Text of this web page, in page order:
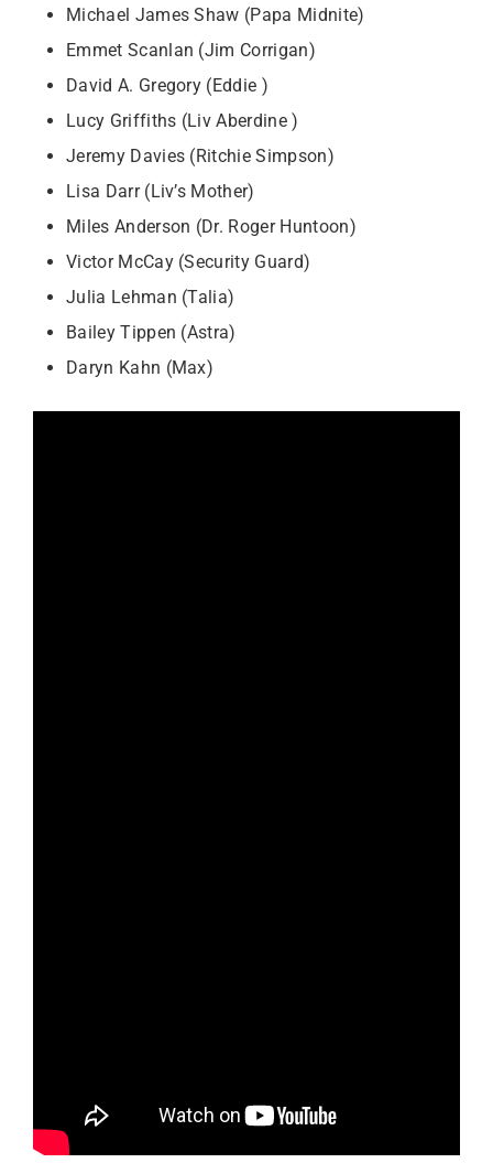
Michael James Shaw (Papa Midnite)
Emmet Scanlan (Jim Corrigan)
David A. Gregory (Eddie )
Lucy Griffiths (Liv Aberdine )
Jeremy Davies (Ritchie Simpson)
Lisa Darr (Liv’s Mother)
Miles Anderson (Dr. Roger Huntoon)
Victor McCay (Security Guard)
Julia Lehman (Talia)
Bailey Tippen (Astra)
Daryn Kahn (Max)